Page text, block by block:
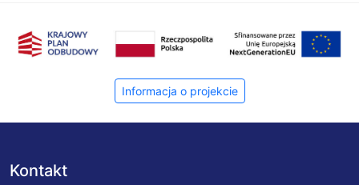
Informacja o projekcie
Kontakt